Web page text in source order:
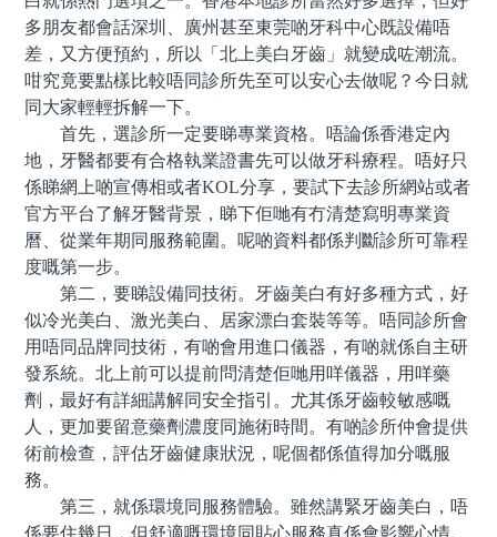
多朋友都會話深圳、廣州甚至東莞啲牙科中心既設備唔
差，又方便預約，所以「北上美白牙齒」就變成咗潮流。
咁究竟要點樣比較唔同診所先至可以安心去做呢？今日就
同大家輕輕拆解一下。
首先，選診所一定要睇專業資格。唔論係香港定內
地，牙醫都要有合格執業證書先可以做牙科療程。唔好只
係睇網上啲宣傳相或者KOL分享，要試下去診所網站或者
官方平台了解牙醫背景，睇下佢哋有冇清楚寫明專業資
曆、從業年期同服務範圍。呢啲資料都係判斷診所可靠程
度嘅第一步。
第二，要睇設備同技術。牙齒美白有好多種方式，好
似冷光美白、激光美白、居家漂白套裝等等。唔同診所會
用唔同品牌同技術，有啲會用進口儀器，有啲就係自主研
發系統。北上前可以提前問清楚佢哋用咩儀器，用咩藥
劑，最好有詳細講解同安全指引。尤其係牙齒較敏感嘅
人，更加要留意藥劑濃度同施術時間。有啲診所仲會提供
術前檢查，評估牙齒健康狀況，呢個都係值得加分嘅服
務。
第三，就係環境同服務體驗。雖然講緊牙齒美白，唔